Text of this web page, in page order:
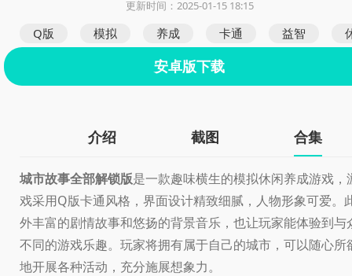
更新时间：2025-01-15 18:15
Q版 模拟 养成 卡通 益智
安卓版下载
介绍 截图 合集
城市故事全部解锁版是一款趣味横生的模拟休闲养成游戏，
戏采用Q版卡通风格，界面设计精致细腻，人物形象可爱。
外丰富的剧情故事和悠扬的背景音乐，也让玩家能体验到与
不同的游戏乐趣。玩家将拥有属于自己的城市，可以随心所
地开展各种活动，充分施展想象力。